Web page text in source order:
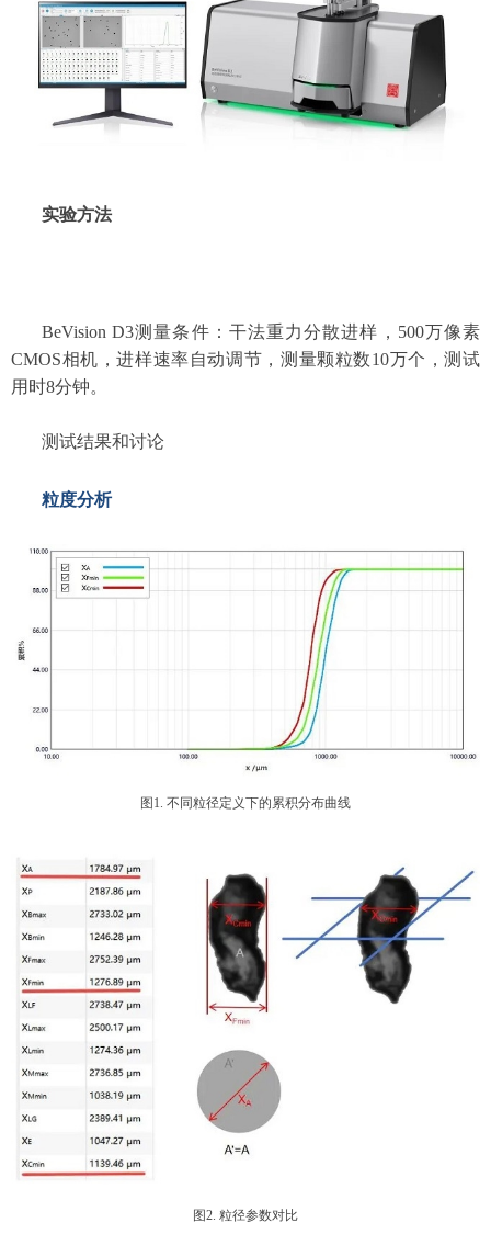
实验方法
BeVision D3测量条件：干法重力分散进样，500万像素
CMOS相机，进样速率自动调节，测量颗粒数10万个，测试
用时8分钟。
测试结果和讨论
粒度分析
图1. 不同粒径定义下的累积分布曲线
图2. 粒径参数对比